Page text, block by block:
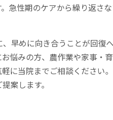
急性期のケアから繰り返さ
早めに向き合うことが回復
悩みの方、農作業や家事・
に当院までご相談ください
案します。